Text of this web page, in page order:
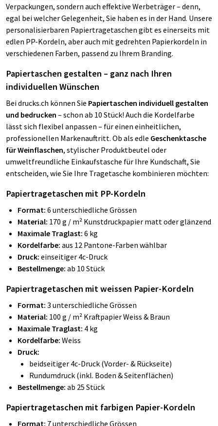
Verpackungen, sondern auch effektive Werbeträger – denn,
egal bei welcher Gelegenheit, Sie haben es in der Hand. Unsere
personalisierbaren Papiertragetaschen gibt es einerseits mit
edlen PP-Kordeln, aber auch mit gedrehten Papierkordeln in
verschiedenen Farben, passend zu Ihrem Branding.
Papiertaschen gestalten – ganz nach Ihren
individuellen Wünschen
Beidrucks.ch können Sie Papiertaschen individuell gestalten
und bedrucken – schon ab 10 Stück! Auch die Kordelfarbe
lässt sich flexibel anpassen – für einen einheitlichen,
professionellen Markenauftritt. Ob als edle Geschenktasche
für Weinflaschen, stylischer Produktbeutel oder
umweltfreundliche Einkaufstasche für Ihre Kundschaft, Sie
entscheiden, wie Sie Ihre Tragetasche kombinieren möchten:
Papiertragetaschen mit PP-Kordeln
Format: 6 unterschiedliche Grössen
Material: 170 g / m² Kunstdruckpapier matt oder glänzend
Maximale Traglast: 6 kg
Kordelfarbe: aus 12 Pantone-Farben wählbar
Druck: einseitiger 4c-Druck
Bestellmenge: ab 10 Stück
Papiertragetaschen mit weissen Papier-Kordeln
Format: 3 unterschiedliche Grössen
Material: 100 g / m² Kraftpapier Weiss & Braun
Maximale Traglast: 4 kg
Kordelfarbe: Weiss
Druck:
beidseitiger 4c-Druck (Vorder- & Rückseite)
Rundumdruck (inkl. Boden & Seitenflächen)
Bestellmenge: ab 25 Stück
Papiertragetaschen mit farbigen Papier-Kordeln
Format: 7 unterschiedliche Grössen